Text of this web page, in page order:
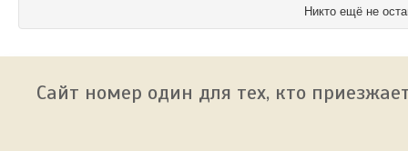
Никто ещё не
Сайт номер один для тех, кто